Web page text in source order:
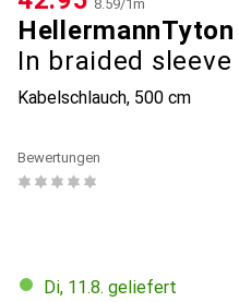
HellermannTyton
In braided sleeve
Kabelschlauch, 500 cm
CHF
8.59/1m
Bewertungen
Di, 11.8. geliefert